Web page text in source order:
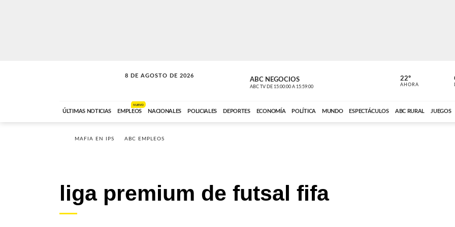
8 DE AGOSTO DE 2026
SOLO MÚSICA ABC NEGOCIOS
ABC TV DE 15:00:00 A 15:59:00 ABC CARDINAL
22º
AHORA
ÚLTIMAS NOTICIAS EMPLEOS
NUEVO
NACIONALES POLICIALES DEPORTES ECONOMÍA POLÍTICA MUNDO ESPECTÁCULOS ABC RURAL JUEGOS
MAFIA EN IPS ABC EMPLEOS
liga premium de futsal fifa